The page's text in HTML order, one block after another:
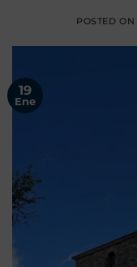
POSTED ON
19
Ene